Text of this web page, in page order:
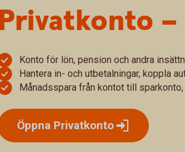
Privatkonto
Konto för lön, pension och andra
Hantera in- och utbetalningar, koppla
Månadsspara från kontot till
Öppna Privatkonto